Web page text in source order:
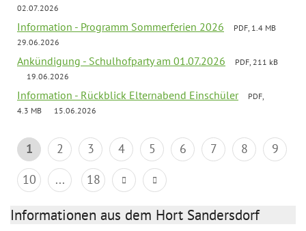
02.07.2026
Information - Programm Sommerferien 2026
PDF, 1.4 MB
29.06.2026
Ankündigung - Schulhofparty am 01.07.2026
PDF, 211 kB
19.06.2026
Information - Rückblick Elternabend Einschüler
PDF,
4.3 MB
15.06.2026
1 2 3 4 5 6 7 8
9
10
... 18
Informationen aus dem Hort Sandersdorf